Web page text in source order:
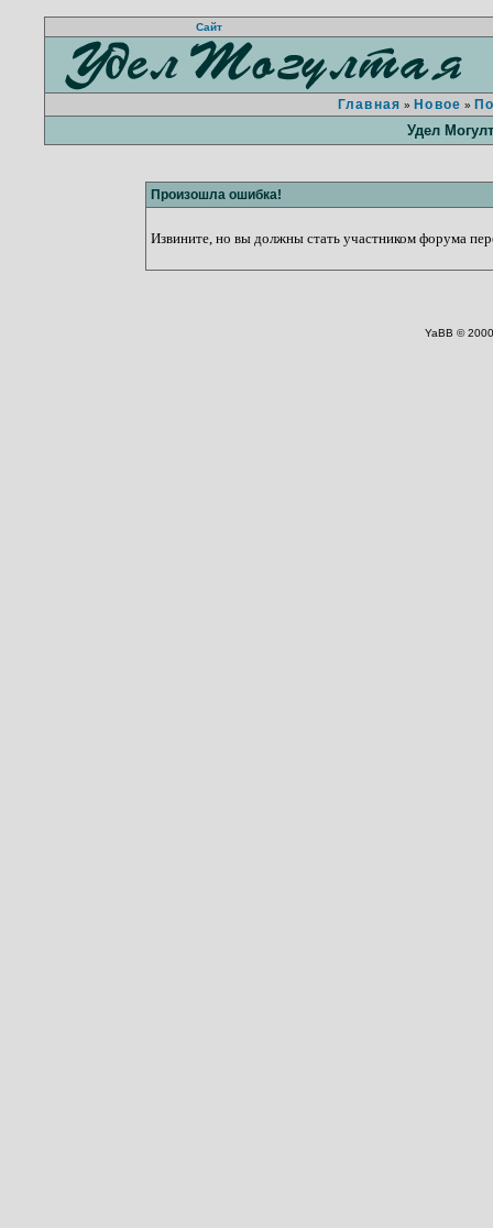
Сайт
Главная » Новое »
Удел
Произошла ошибка!
Извините, но вы должны стать участником форума
YaBB ©